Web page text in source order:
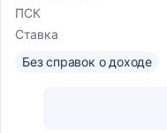
ПСК
Ставка
Без справок о доходе